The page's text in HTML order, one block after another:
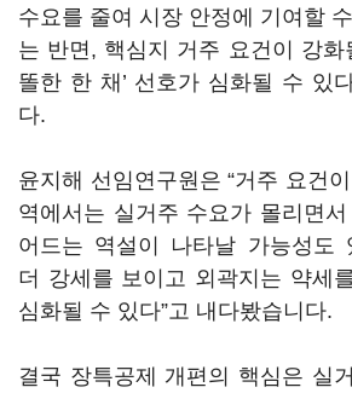
수요를 줄여 시장 안정에 기여할
는 반면, 핵심지 거주 요건이 강화
똘한 한 채’ 선호가 심화될 수 있
다.
윤지해 선임연구원은 “거주 요건
역에서는 실거주 수요가 몰리면
어드는 역설이 나타날 가능성도
더 강세를 보이고 외곽지는 약세
심화될 수 있다”고 내다봤습니다.
결국 장특공제 개편의 핵심은 실